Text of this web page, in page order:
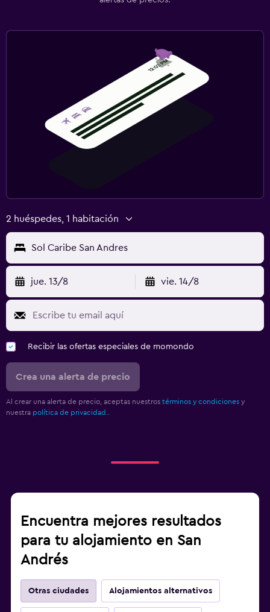
2 huéspedes, 1 habitación
Sol Caribe San Andres
jue. 13/8 vie. 14/8
Recibir las ofertas especiales de momondo
Crea una alerta de precio
Al crear una alerta de precio, aceptas nuestros términos y condiciones y
nuestra política de privacidad.
Encuentra mejores resultados
para tu alojamiento en San
Andrés
Otras ciudades Alojamientos alternativos